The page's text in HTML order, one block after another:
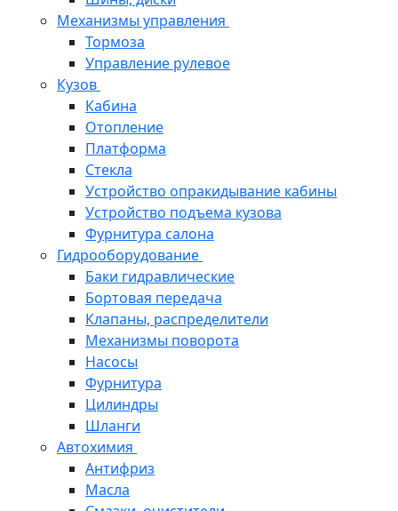
Механизмы управления
Тормоза
Управление рулевое
Кузов
Кабина
Отопление
Платформа
Стекла
Устройство опракидывание кабины
Устройство подъема кузова
Фурнитура салона
Гидрооборудование
Баки гидравлические
Бортовая передача
Клапаны, распределители
Механизмы поворота
Насосы
Фурнитура
Цилиндры
Шланги
Автохимия
Антифриз
Масла